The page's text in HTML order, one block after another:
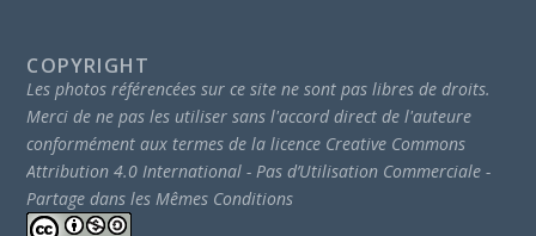
COPYRIGHT
Les photos référencées sur ce site ne sont pas libres de droits.
Merci de ne pas les utiliser sans l'accord direct de l'auteure
conformément aux termes de la licence Creative Commons
Attribution 4.0 International - Pas d’Utilisation Commerciale -
Partage dans les Mêmes Conditions